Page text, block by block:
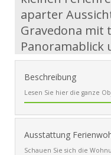
aparter
Gravedona mit
Panoramablick
Beschreibung
Lesen Sie hier die ganze
Ausstattung
Schauen Sie sich die